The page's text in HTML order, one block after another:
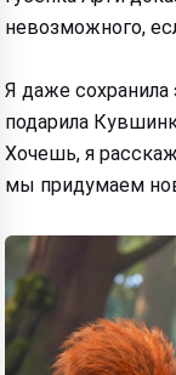
невозможного,
Я даже
подарила
Хочешь, я
мы придумаем